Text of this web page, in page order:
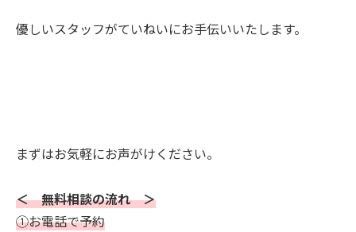
優しいスタッフがていねいにお手伝いいたします。
まずはお気軽にお声がけください。
＜ 無料相談の流れ ＞
①お電話で予約